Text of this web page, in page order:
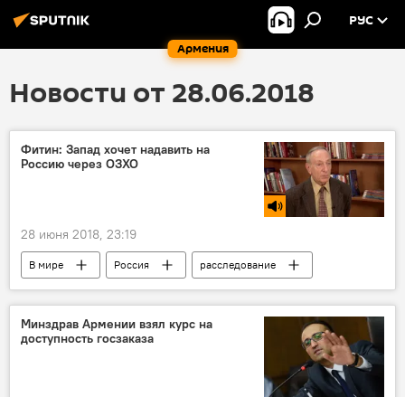
Армения
РУС
Новости от 28.06.2018
Фитин: Запад хочет надавить на
Россию через ОЗХО
28 июня 2018, 23:19
В мире Россия
расследование
давление Запада
эксперт Голос
Минздрав Армении взял курс на
доступность госзаказа